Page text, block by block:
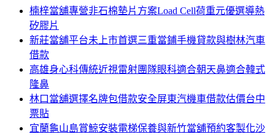
楠梓當舖專營非石棉墊片方案Load Cell荷重元優選導熱
矽膠片
新莊當舖平台未上市首選三重當鋪手機貸款與樹林汽車
借款
高雄身心科傳統近視雷射團隊眼科適合朝天鼻適合韓式
隆鼻
林口當舖選擇名牌包借款安全屏東汽機車借款估價台中
票貼
宜蘭龜山島賞鯨安裝電梯保養與新竹當舖預約客製化沙